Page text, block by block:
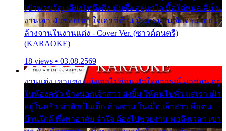
เข้าพาขวัญ เสียงโห่ตึงตึง มันซึ้ง อยู่แก่ใจ มื้อใด๋หนอ สิเป็น
งานเฮา มัวซอยเขา ใจเฮาซิด้าน มันทรมาน จับจาน เอย…
ล้างจานในงานแต่ง - Cover Ver. (ซาวด์ดนตรี)
(KARAOKE)
18 views • 03.08.2569
งานแต่ง เขาแซง แย่งเอาไปก่อน หัวใจอาวรณ์ มาซ่อน อยู่
ในห้องครัว ข้างนอกเจ้าสาว ส่งยิ้ม ให้คนไปทั่ว แต่เรา เฝ้า
อยู่ในครัว ทำตัวเป็นเด็ก ล้างจาน ในเมื่อ เจ้าสาว คือคน
บ้านใกล้ พึ่งพาอาศัย จำใจ ต้องไปช่วยงาน พอถึงเวลา เขา